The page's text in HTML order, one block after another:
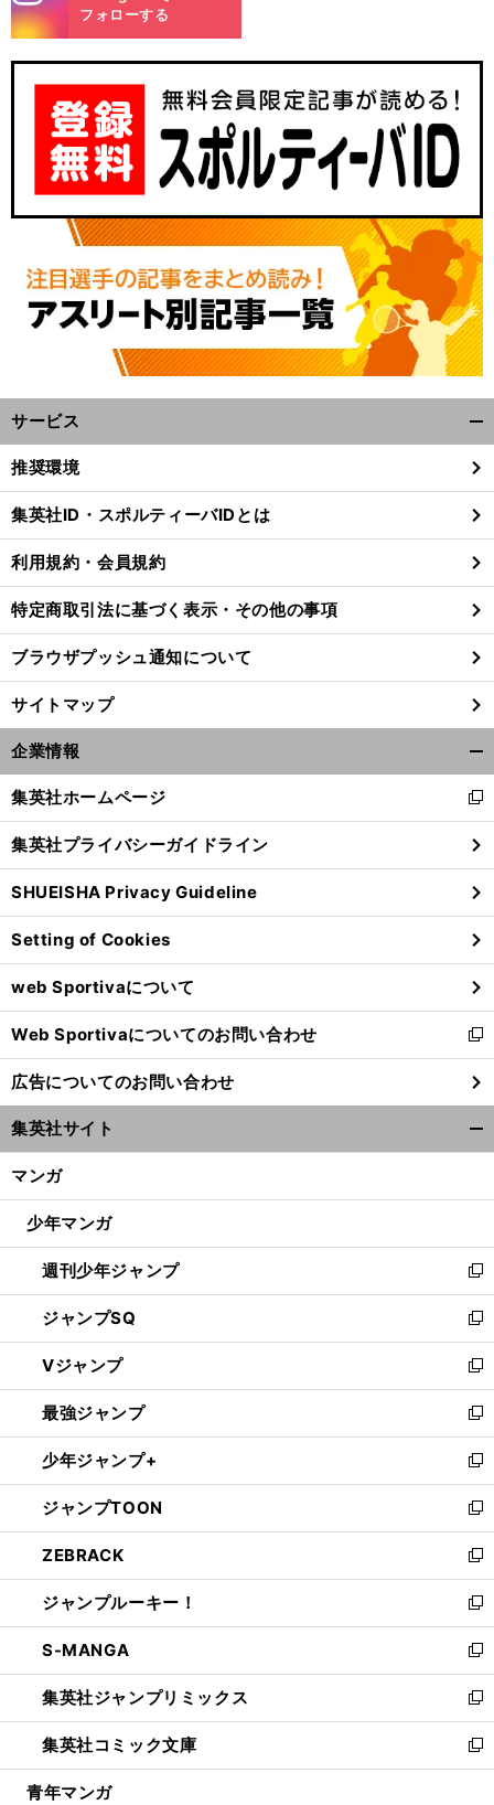
・ vs
・
ウサンプトンvsブライトンの日程
放送予定｜欧州サッカープレシーズンマッチ
m
フォローする
サービス
閉
る
推奨環境
集英社ID・スポルティーバIDとは
利用規約・会員規約
特定商取引法に基づく表示・その他の事項
ブラウザプッシュ通知について
サイトマップ
企業情報
閉
る
集英社ホームページ
新
し
い
ウ
ィ
ン
ド
ウ
で
開
く
集英社プライバシーガイドライン
SHUEISHA Privacy Guideline
Setting of Cookies
web Sportivaについて
Web Sportivaについてのお問い合わせ
新
し
い
ウ
ィ
ン
ウ
開
く
広告についてのお問い合わせ
集英社サイト
マンガ
少年マンガ
週刊少年ジャンプ
新
し
い
ウ
ィ
ン
ド
ウ
で
開
く
ジャンプSQ
新
し
い
ウ
ィ
ン
ド
ウ
で
開
く
Vジャンプ
新
し
い
ウ
ィ
ン
ド
ウ
で
開
く
最強ジャンプ
新
し
い
ウ
ィ
ン
ド
ウ
で
開
く
少年ジャンプ+
新
し
い
ウ
ィ
ン
ド
ウ
で
開
く
ジャンプTOON
新
し
い
ウ
ィ
ン
ド
ウ
で
開
く
ZEBRACK
新
し
い
ウ
ィ
ン
ド
ウ
で
開
ジャンプルーキー！
新
し
い
ウ
ィ
ン
ド
ウ
S-MANGA
新
し
い
ウ
ィ
ン
集英社ジャンプリミックス
新
し
い
ウ
集英社コミック文庫
新
し
青年マンガ